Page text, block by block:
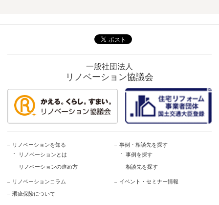
一般社団法人
リノベーション協議会
リノベーションを知る
リノベーションとは
リノベーションの進め方
リノベーションコラム
瑕疵保険について
事例・相談先を探す
事例を探す
相談先を探す
イベント・セミナー情報